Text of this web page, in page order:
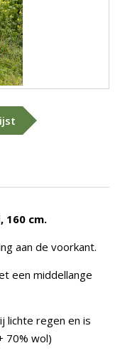
160 cm.
aan de voorkant.
een middellange
lichte regen en is
70% wol)